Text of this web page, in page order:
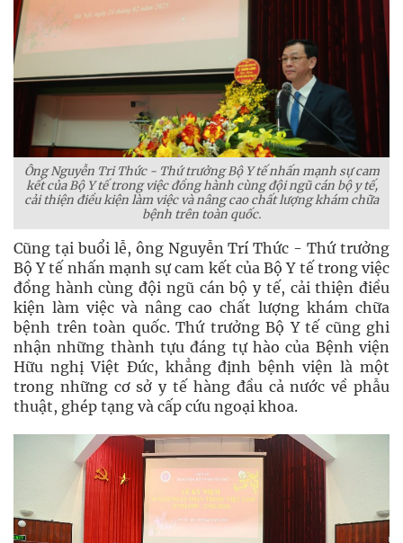
Ông Nguyễn Tri Thức - Thứ trưởng Bộ Y tế nhấn mạnh sự cam
kết của Bộ Y tế trong việc đồng hành cùng đội ngũ cán bộ y tế,
cải thiện điều kiện làm việc và nâng cao chất lượng khám chữa
bệnh trên toàn quốc.
Cũng tại buổi lễ, ông Nguyễn Trí Thức - Thứ trưởng
Bộ Y tế nhấn mạnh sự cam kết của Bộ Y tế trong việc
đồng hành cùng đội ngũ cán bộ y tế, cải thiện điều
kiện làm việc và nâng cao chất lượng khám chữa
bệnh trên toàn quốc. Thứ trưởng Bộ Y tế cũng ghi
nhận những thành tựu đáng tự hào của Bệnh viện
Hữu nghị Việt Đức, khẳng định bệnh viện là một
trong những cơ sở y tế hàng đầu cả nước về phẫu
thuật, ghép tạng và cấp cứu ngoại khoa.